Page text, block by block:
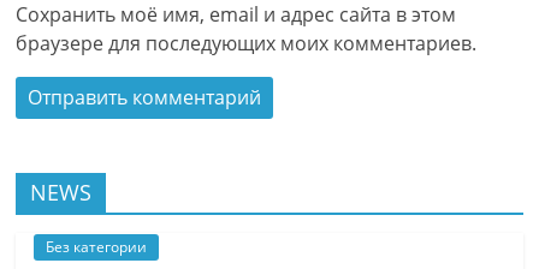
Сохранить моё имя, email и адрес сайта в этом
браузере для последующих моих комментариев.
NEWS
Без категории